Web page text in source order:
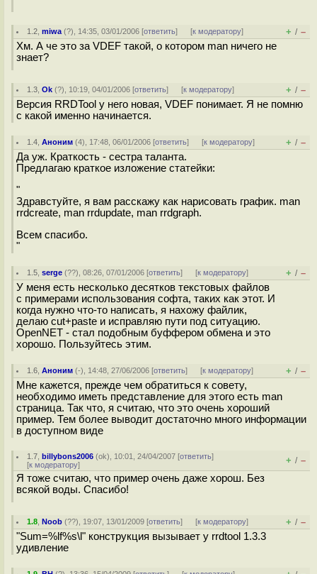
1.2 ,miwa (?), 14:35, 03/01/2006 [ответить] [к модератору] + / –
Хм. А че это за VDEF такой, о котором man ничего не
знает?
1.3 ,Ok (?), 10:19, 04/01/2006 [ответить] [к модератору] + / –
Версия RRDTool у него новая, VDEF понимает. Я не помню
с какой именно начинается.
1.4 ,Аноним (4), 17:48, 06/01/2006 [ответить] [к модератору] + / –
Да уж. Краткость - сестра таланта.
Предлагаю краткое изложение статейки:
"
Здравстуйте, я вам расскажу как нарисовать график. man
rrdcreate, man rrdupdate, man rrdgraph.
Всем спасибо.
"
1.5 ,serge (??), 08:26, 07/01/2006 [ответить] [к модератору] + / –
У меня есть несколько десятков текстовых файлов
с примерами использования софта, таких как этот. И
когда нужно что-то написать, я нахожу файлик,
делаю cut+paste и исправляю пути под ситуацию.
OpenNET - стал подобным буффером обмена и это
хорошо. Пользуйтесь этим.
1.6 ,Аноним (-), 14:48, 27/06/2006 [ответить] [к модератору] + / –
Мне кажется, прежде чем обратиться к совету,
необходимо иметь представление для этого есть man
страница. Так что, я считаю, что это очень хороший
пример. Тем более выводит достаточно много информации
в доступном виде
1.7 ,billybons2006 (ok), 10:01, 24/04/2007 [ответить]
[к модератору] + / –
Я тоже считаю, что пример очень даже хорош. Без
всякой воды. Спасибо!
1.8 ,Noob (??), 19:07, 13/01/2009 [ответить] [к модератору] + / –
"Sum=%lf%s\l" конструкция вызывает у rrdtool 1.3.3
удивление